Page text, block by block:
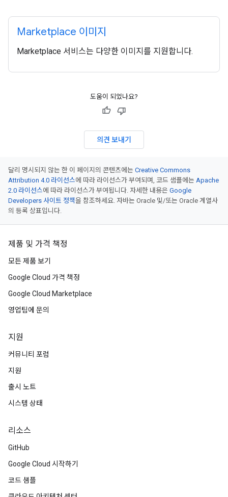
Marketplace 이미지
Marketplace 서비스는 다양한 이미지를 지원합니다.
도움이 되었나요?
의견 보내기
달리 명시되지 않는 한 이 페이지의 콘텐츠에는 Creative Commons
Attribution 4.0 라이선스에 따라 라이선스가 부여되며, 코드 샘플에는 Apache
2.0 라이선스에 따라 라이선스가 부여됩니다. 자세한 내용은 Google
Developers 사이트 정책을 참조하세요. 자바는 Oracle 및/또는 Oracle 계열사
의 등록 상표입니다.
제품 및 가격 책정
모든 제품 보기
Google Cloud 가격 책정
Google Cloud Marketplace
영업팀에 문의
지원
커뮤니티 포럼
지원
출시 노트
시스템 상태
리소스
GitHub
Google Cloud 시작하기
코드 샘플